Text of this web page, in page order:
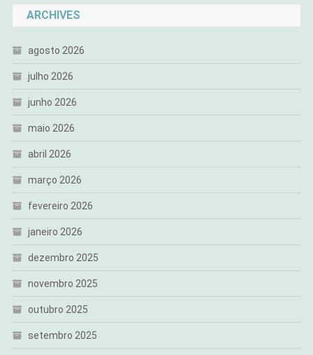
ARCHIVES
agosto 2026
julho 2026
junho 2026
maio 2026
abril 2026
março 2026
fevereiro 2026
janeiro 2026
dezembro 2025
novembro 2025
outubro 2025
setembro 2025